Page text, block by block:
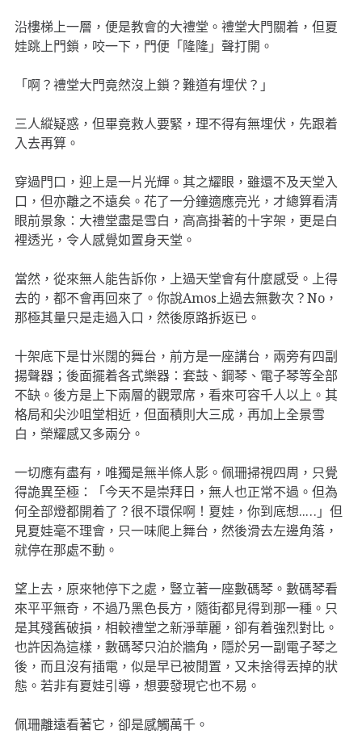
沿樓梯上一層，便是教會的大禮堂。禮堂大門關着，但夏
娃跳上門鎖，咬一下，門便「隆隆」聲打開。
「啊？禮堂大門竟然沒上鎖？難道有埋伏？」
三人縱疑惑，但畢竟救人要緊，理不得有無埋伏，先跟着
入去再算。
穿過門口，迎上是一片光輝。其之耀眼，雖還不及天堂入
口，但亦離之不遠矣。花了一分鐘適應亮光，才總算看清
眼前景象：大禮堂盡是雪白，高高掛著的十字架，更是白
裡透光，令人感覺如置身天堂。
當然，從來無人能告訴你，上過天堂會有什麼感受。上得
去的，都不會再回來了。你說Amos上過去無數次？No，
那極其量只是走過入口，然後原路拆返已。
十架底下是廿米闊的舞台，前方是一座講台，兩旁有四副
揚聲器；後面擺着各式樂器：套鼓、鋼琴、電子琴等全部
不缺。後方是上下兩層的觀眾席，看來可容千人以上。其
格局和尖沙咀堂相近，但面積則大三成，再加上全景雪
白，榮耀感又多兩分。
一切應有盡有，唯獨是無半條人影。佩珊掃視四周，只覺
得詭異至極：「今天不是崇拜日，無人也正常不過。但為
何全部燈都開着了？很不環保啊！夏娃，你到底想..…」但
見夏娃毫不理會，只一味爬上舞台，然後滑去左邊角落，
就停在那處不動。
望上去，原來牠停下之處，豎立著一座數碼琴。數碼琴看
來平平無奇，不過乃黑色長方，隨街都見得到那一種。只
是其殘舊破損，相較禮堂之新淨華麗，卻有着強烈對比。
也許因為這樣，數碼琴只泊於牆角，隱於另一副電子琴之
後，而且沒有插電，似是早已被閒置，又未捨得丟掉的狀
態。若非有夏娃引導，想要發現它也不易。
佩珊離遠看著它，卻是感觸萬千。